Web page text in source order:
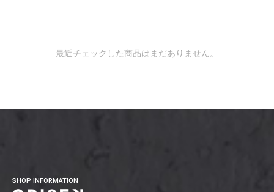
最近チェックした商品はまだありません。
SHOP INFORMATION